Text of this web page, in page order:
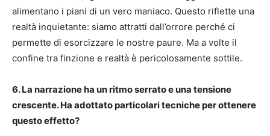
alimentano i piani di un vero maniaco. Questo riflette una
realtà inquietante: siamo attratti dall’orrore perché ci
permette di esorcizzare le nostre paure. Ma a volte il
confine tra finzione e realtà è pericolosamente sottile.
6. La narrazione ha un ritmo serrato e una tensione
crescente. Ha adottato particolari tecniche per ottenere
questo effetto?